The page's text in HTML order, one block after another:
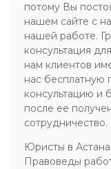
потому Вы
нашем сайте с
нашей работе.
консультация
нам клиентов
нас бесплатную
консультацию и
после ее
сотрудничество.
Юристы в
Правоведы